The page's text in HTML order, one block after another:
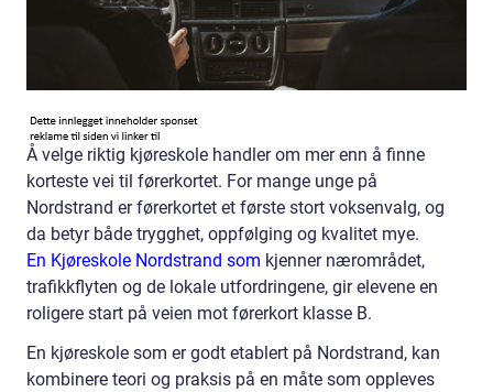
Å velge riktig kjøreskole handler om mer enn å finne
korteste vei til førerkortet. For mange unge på
Nordstrand er førerkortet et første stort voksenvalg, og
da betyr både trygghet, oppfølging og kvalitet mye.
En Kjøreskole Nordstrand som kjenner nærområdet,
trafikkflyten og de lokale utfordringene, gir elevene en
roligere start på veien mot førerkort klasse B.
En kjøreskole som er godt etablert på Nordstrand, kan
kombinere teori og praksis på en måte som oppleves